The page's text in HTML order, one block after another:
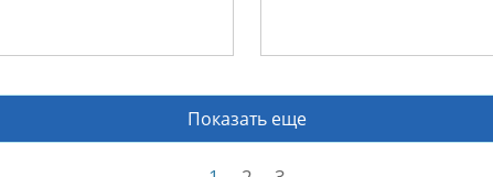
Показать еще